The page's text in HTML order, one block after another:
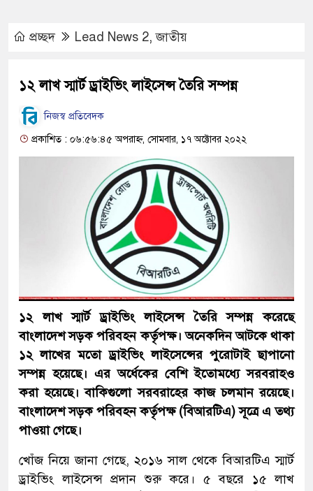
প্রচ্ছদ Lead News 2,জাতীয়
১২ লাখ স্মার্ট ড্রাইভিং লাইসেন্স তৈরি সম্পন্ন
নিজস্ব প্রতিবেদক
প্রকাশিত : ০৬:৫৬:৪৫ অপরাহ্ন, সোমবার, ১৭ অক্টোবর ২০২২
১২ লাখ স্মার্ট ড্রাইভিং লাইসেন্স তৈরি সম্পন্ন করেছে
বাংলাদেশ সড়ক পরিবহন কর্তৃপক্ষ। অনেকদিন আটকে থাকা
১২ লাখের মতো ড্রাইভিং লাইসেন্সের পুরোটাই ছাপানো
সম্পন্ন হয়েছে। এর অর্ধেকের বেশি ইতোমধ্যে সরবরাহও
করা হয়েছে। বাকিগুলো সরবরাহের কাজ চলমান রয়েছে।
বাংলাদেশ সড়ক পরিবহন কর্তৃপক্ষ (বিআরটিএ) সূত্রে এ তথ্য
পাওয়া গেছে।
খোঁজ নিয়ে জানা গেছে, ২০১৬ সাল থেকে বিআরটিএ স্মার্ট
ড্রাইভিং লাইসেন্স প্রদান শুরু করে। ৫ বছরে ১৫ লাখ